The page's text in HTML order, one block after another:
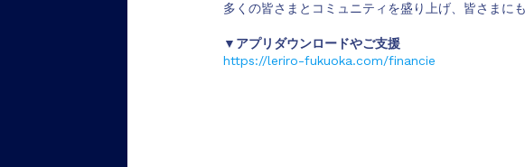
多くの皆さまとコミュニティを盛り上げ、皆さまに
▼アプリダウンロードやご支援
https://leriro-fukuoka.com/financie